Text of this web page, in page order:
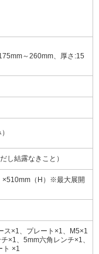
～260mm、厚さ:15
し結露なきこと）
×510mm（H）※最大展開
ス×1、プレート×1、M5×1
×1、5mm六角レンチ×1、
ト ×1